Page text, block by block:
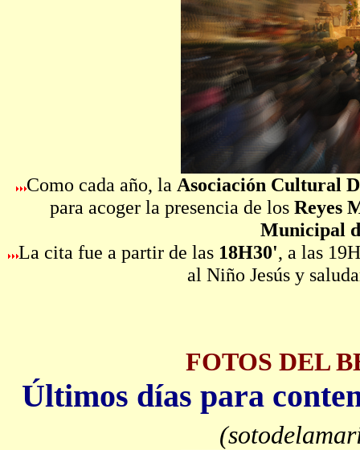
Como cada año, la Asociación Cultural
para acoger la presencia de los Reyes
Municipal
La cita fue a partir de las 18H30', a las
al Niño Jesús y
FOTOS DEL
Últimos días para